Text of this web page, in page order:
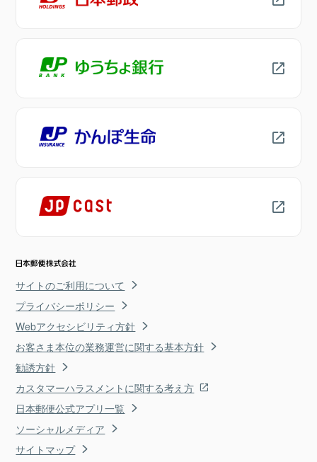
サイトのご利用について
プライバシーポリシー
Webアクセシビリティ方針
お客さま本位の業務運営に関する基本方針
勧誘方針
カスタマーハラスメントに関する考え方
日本郵便公式アプリ一覧
ソーシャルメディア
サイトマップ